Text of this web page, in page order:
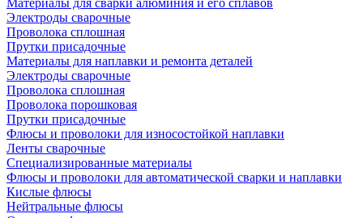
Материалы для сварки алюминия и его сплавов
Электроды сварочные
Проволока сплошная
Прутки присадочные
Материалы для наплавки и ремонта деталей
Электроды сварочные
Проволока сплошная
Проволока порошковая
Прутки присадочные
Флюсы и проволоки для износостойкой наплавки
Ленты сварочные
Специализированные материалы
Флюсы и проволоки для автоматической сварки и наплавки
Кислые флюсы
Нейтральные флюсы